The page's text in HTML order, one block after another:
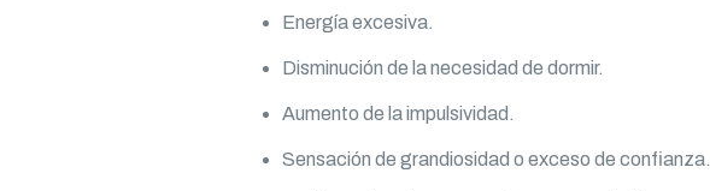
Energía excesiva.
Disminución de la necesidad de dormir.
Aumento de la impulsividad.
Sensación de grandiosidad o exceso de confianza.